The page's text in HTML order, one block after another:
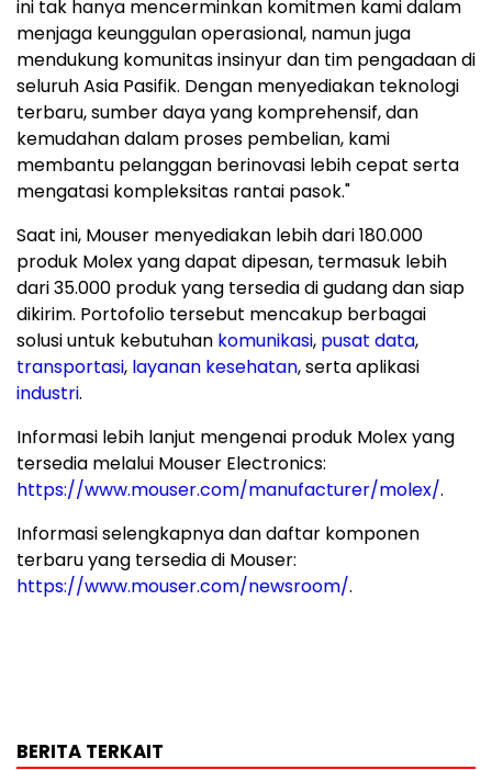
ini tak hanya mencerminkan komitmen kami dalam
menjaga keunggulan operasional, namun juga
mendukung komunitas insinyur dan tim pengadaan di
seluruh Asia Pasifik. Dengan menyediakan teknologi
terbaru, sumber daya yang komprehensif, dan
kemudahan dalam proses pembelian, kami
membantu pelanggan berinovasi lebih cepat serta
mengatasi kompleksitas rantai pasok."
Saat ini, Mouser menyediakan lebih dari 180.000
produk Molex yang dapat dipesan, termasuk lebih
dari 35.000 produk yang tersedia di gudang dan siap
dikirim. Portofolio tersebut mencakup berbagai
solusi untuk kebutuhan komunikasi, pusat data,
transportasi, layanan kesehatan, serta aplikasi
industri.
Informasi lebih lanjut mengenai produk Molex yang
tersedia melalui Mouser Electronics:
https://www.mouser.com/manufacturer/molex/.
Informasi selengkapnya dan daftar komponen
terbaru yang tersedia di Mouser:
https://www.mouser.com/newsroom/.
BERITA TERKAIT